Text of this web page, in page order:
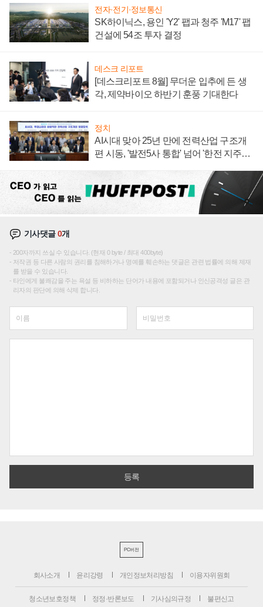
전자·전기·정보통신
SK하이닉스, 용인 'Y2' 팹과 청주 'M17' 팹
건설에 54조 투자 결정
데스크 리포트
[데스크리포트 8월] 무더운 입추에 든 생
각, 제약바이오 하반기 훈풍 기대한다
정치
AI시대 맞아 25년 만에 전력산업 구조개
편 시동, '발전5사 통합' 넘어 '한전 지주사'
기사댓글0개
200자까지 쓰실 수 있습니다. (현재 0 byte / 최대 400byte)
저작권 등 다른 사람의 권리를 침해하거나 명예를 훼손하는 댓글은 관련 법률에 의해 제재
를 받을 수 있습니다.
타인에게 불쾌감을 주는 욕설 등 비하하는 단어가 내용에 포함되거나 인신공격성 글은 관
리자의 판단에 의해 삭제 합니다.
PC버전
회사소개 윤리강령 개인정보처리방침 이용자위원회
청소년보호정책 정정·반론보도 기사심의규정 불편신고